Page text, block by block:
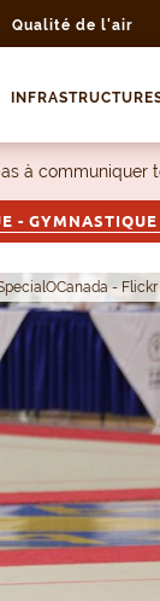
Qualité de l'air
à communiquer
-
- Flickr